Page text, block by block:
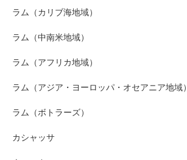
ラム（カリブ海地域）
ラム（中南米地域）
ラム（アフリカ地域）
ラム（アジア・ヨーロッパ・オセアニア地域）
ラム（ボトラーズ）
カシャッサ